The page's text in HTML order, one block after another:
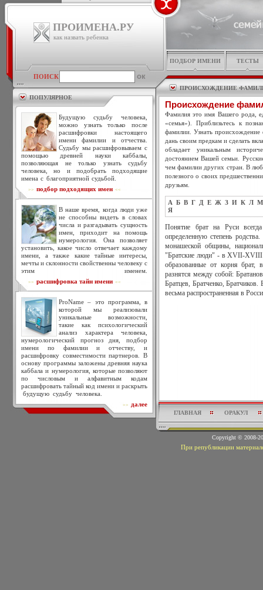
ПРОИМЕНА.РУ
как назвать ребенка
ПОИСК
ПОПУЛЯРНОЕ
Будущую судьбу человека,
можно узнать только после
расшифровки настоящего
имени фамилии и отчества.
Судьбу мы расшифровываем с
помощью древней науки каббалы,
позволяющая не только узнать судьбу
человека, но и подобрать подходящие
имена с благоприятной судьбой.
>> подбор подходящих имен <<
В наше время, когда люди уже
не способны видеть в словах
числа и разгадывать сущность
имен, приходит на помощь
нумерология. Она позволяет
установить, какое число отвечает каждому
имени, а также какие тайные интересы,
мечты и склонности свойственны человеку с
этим именем.
>> расшифровка тайн имени <<
ProName – это программа, в
которой мы реализовали
уникальные возможности,
такие как психологический
анализ характера человека,
нумерологический прогноз дня, подбор
имени по фамилии и отчеству, и
расшифровку совместимости партнеров. В
основу программы заложены древняя наука
каббала и нумерология, которые позволяют
по числовым и алфавитным кодам
расшифровать тайный код имени и раскрыть
будущую судьбу человека.
>> далее
ПОДБОР ИМЕНИ ТЕСТЫ
ПРОИСХОЖДЕНИЕ
Происхождение
Фамилия это имя Вашего рода,
«семья»). Приблизьтесь к
фамилии. Узнать
дань своим предкам и сделать
обладает уникальным
достоянием Вашей семьи.
чем фамилии других стран. В
полезного о своих
друзьям.
А Б В Г Д Е Ж З И К Л М
Я
Понятие брат на Руси
определенную степень
монашеской общины,
"Братские люди" - в XVII-XVIII
образованные от корня брат,
разнятся между собой:
Братцев, Братченко,
весьма распространенная в
ГЛАВНАЯ ОРАКУЛ
Copyright © 2008-
При републикации